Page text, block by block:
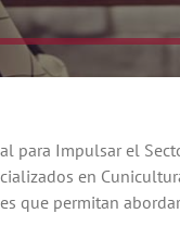
para Impulsar el
en
que permitan